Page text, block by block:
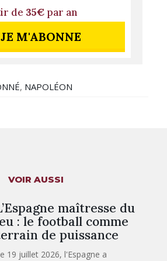
de 35€par an
M'ABONNE
, NAPOLÉON
VOIR AUSSI
maîtresse du
: le football comme
de puissance
19 juillet 2026, l'Espagne a